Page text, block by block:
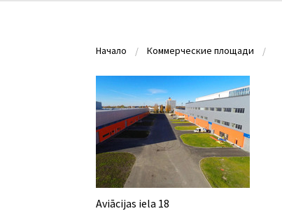
Начало Коммерческие площади
Aviācijas iela 18